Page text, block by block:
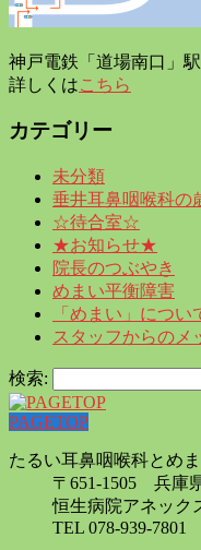
神戸電鉄「道場南口」
詳しくはこちら
カテゴリー
未分類
垂井耳鼻咽喉科の
☆待合室☆
★お知らせ★
院長のつぶやき
めまい平衡障害
「めまい」につ
スタッフからのメ
検索:
PAGETOP
たるい耳鼻咽喉科とめ
〒651-1505 兵庫
恒生病院アネック
TEL 078-939-7801